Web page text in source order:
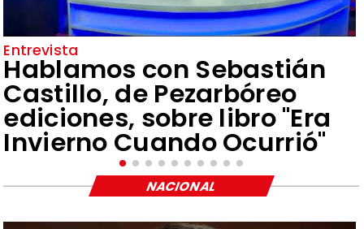
Entrevista
Hablamos con Sebastián
Castillo, de Pezarbóreo
ediciones, sobre libro "Era
Invierno Cuando Ocurrió"
NACIONAL